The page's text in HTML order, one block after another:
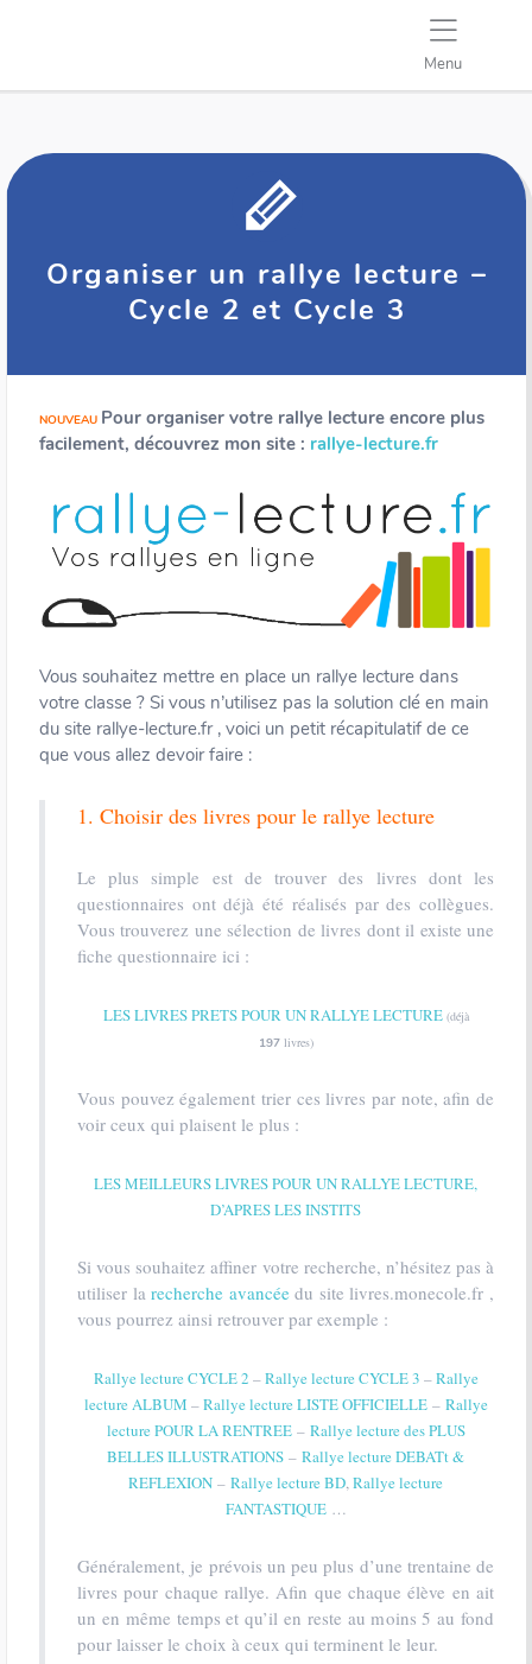
Menu
Organiser un rallye lecture –
Cycle 2 et Cycle 3
NOUVEAU Pour organiser votre rallye lecture encore plus
facilement, découvrez mon site : rallye-lecture.fr
Vous souhaitez mettre en place un rallye lecture dans
votre classe ? Si vous n’utilisez pas la solution clé en main
du site rallye-lecture.fr , voici un petit récapitulatif de ce
que vous allez devoir faire :
1. Choisir des livres pour le rallye lecture
Le plus simple est de trouver des livres dont les
questionnaires ont déjà été réalisés par des collègues.
Vous trouverez une sélection de livres dont il existe une
fiche questionnaire ici :
LES LIVRES PRETS POUR UN RALLYE LECTURE (déjà
197livres)
Vous pouvez également trier ces livres par note, afin de
voir ceux qui plaisent le plus :
LES MEILLEURS LIVRES POUR UN RALLYE LECTURE,
D’APRES LES INSTITS
Si vous souhaitez affiner votre recherche, n’hésitez pas à
utiliser larecherche avancéedu site livres.monecole.fr ,
vous pourrez ainsi retrouver par exemple :
Rallye lecture CYCLE 2 –Rallye lecture CYCLE 3 –Rallye
lecture ALBUM –Rallye lecture LISTE OFFICIELLE– Rallye
lecture POUR LA RENTREE– Rallye lecture des PLUS
BELLES ILLUSTRATIONS – Rallye lecture DEBATt &
REFLEXION – Rallye lecture BD,Rallye lecture
FANTASTIQUE…
Généralement, je prévois un peu plus d’une trentaine de
livres pour chaque rallye. Afin que chaque élève en ait
un en même temps et qu’il en reste au moins 5 au fond
pour laisser le choix à ceux qui terminent le leur.